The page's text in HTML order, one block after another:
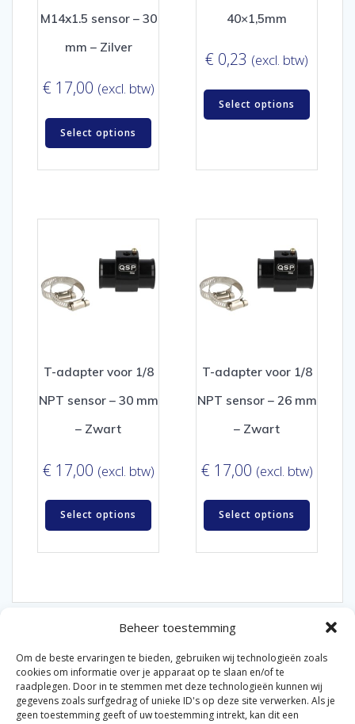
Beheer toestemming
Om de beste ervaringen te bieden, gebruiken wij technologieën zoals
cookies om informatie over je apparaat op te slaan en/of te
raadplegen. Door in te stemmen met deze technologieën kunnen wij
gegevens zoals surfgedrag of unieke ID's op deze site verwerken. Als je
geen toestemming geeft of uw toestemming intrekt, kan dit een
M14x1.5 sensor – 30
mm – Zilver
€ 17,00 (excl. btw)
Select options
40×1,5mm
€ 0,23 (excl. btw)
Select options
T-adapter voor 1/8
NPT sensor – 30 mm
– Zwart
€ 17,00 (excl. btw)
Select options
T-adapter voor 1/8
NPT sensor – 26 mm
– Zwart
€ 17,00 (excl. btw)
Select options
© 2026 Van der Bel Las en Radiateurenbedrijf.